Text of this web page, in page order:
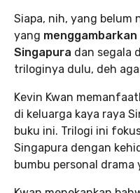
Siapa, nih, yang belum
yang
Singapura dan segala
triloginya dulu, deh
Kevin Kwan
di keluarga kaya raya
buku ini. Trilogi ini
Singapura dengan
bumbu personal